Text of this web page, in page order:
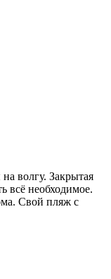
волгу. Закрытая
всё необходимое.
Свой пляж с